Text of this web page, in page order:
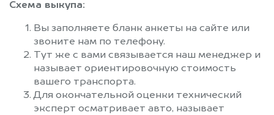
Схема выкупа:
Вы заполняете бланк анкеты на сайте или
звоните нам по телефону.
Тут же с вами связывается наш менеджер и
называет ориентировочную стоимость
вашего транспорта.
Для окончательной оценки технический
эксперт осматривает авто, называет